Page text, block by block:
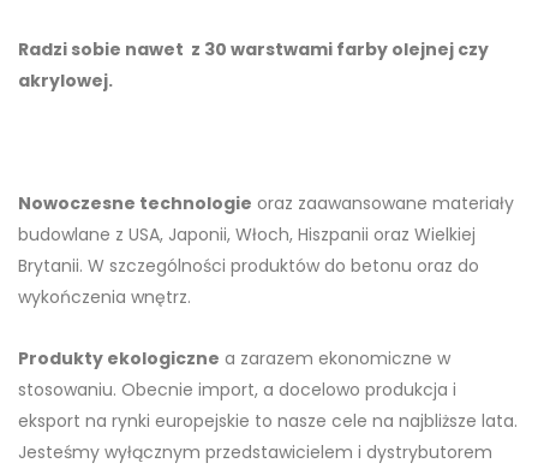
Radzi sobie nawet z 30 warstwami farby olejnej czy
akrylowej.
Nowoczesne technologie oraz zaawansowane materiały
budowlane z USA, Japonii, Włoch, Hiszpanii oraz Wielkiej
Brytanii. W szczególności produktów do betonu oraz do
wykończenia wnętrz.
Produkty ekologiczne a zarazem ekonomiczne w
stosowaniu. Obecnie import, a docelowo produkcja i
eksport na rynki europejskie to nasze cele na najbliższe lata.
Jesteśmy wyłącznym przedstawicielem i dystrybutorem